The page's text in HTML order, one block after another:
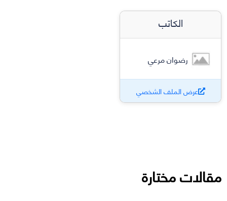
الكاتب
رضوان مرعي
عرض الملف الشخصي
مقالات مختارة